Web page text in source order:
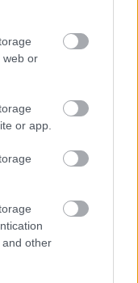
web or
or app.
other
– Fülöp
Peppers
Hot Chili
Dress Party
azért
cikk a Recorder